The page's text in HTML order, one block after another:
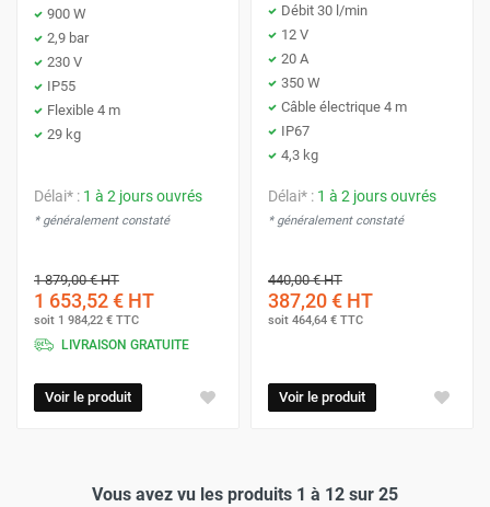
900 W
2,9 bar
230 V
IP55
Flexible 4 m
29 kg
Délai* : 1 à 2 jours ouvrés
* généralement constaté
1 879,00 €HT
1 653,52 € HT
soit 1 984,22 € TTC
LIVRAISON GRATUITE
Voir le produit
Débit 30 l/min
12 V
20 A
350 W
Câble électrique 4 m
IP67
4,3 kg
Délai* : 1 à 2 jours ouvrés
* généralement constaté
440,00 €HT
387,20 € HT
soit 464,64 € TTC
Voir le produit
Vous avez vu les produits 1 à 12 sur 25